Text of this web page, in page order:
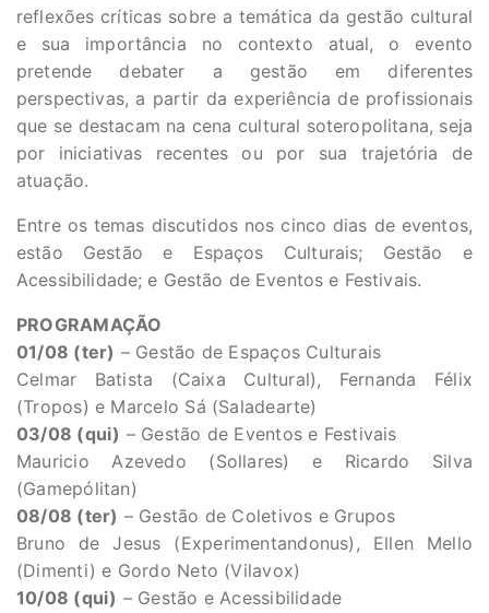
reflexões críticas sobre a temática da gestão cultural
e sua importância no contexto atual, o evento
pretende debater a gestão em diferentes
perspectivas, a partir da experiência de profissionais
que se destacam na cena cultural soteropolitana, seja
por iniciativas recentes ou por sua trajetória de
atuação.
Entre os temas discutidos nos cinco dias de eventos,
estão Gestão e Espaços Culturais; Gestão e
Acessibilidade; e Gestão de Eventos e Festivais.
PROGRAMAÇÃO
01/08 (ter) – Gestão de Espaços Culturais
Celmar Batista (Caixa Cultural), Fernanda Félix
(Tropos) e Marcelo Sá (Saladearte)
03/08 (qui) – Gestão de Eventos e Festivais
Mauricio Azevedo (Sollares) e Ricardo Silva
(Gamepólitan)
08/08 (ter) – Gestão de Coletivos e Grupos
Bruno de Jesus (Experimentandonus), Ellen Mello
(Dimenti) e Gordo Neto (Vilavox)
10/08 (qui) – Gestão e Acessibilidade